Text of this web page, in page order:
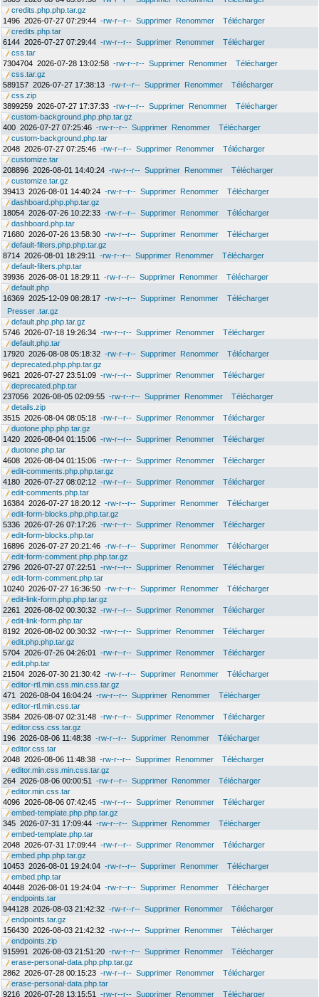
credits.php.php.tar.gz
1496 2026-07-27 07:29:44 -rw-r--r-- Supprimer Renommer
Télécharger
credits.php.tar
6144 2026-07-27 07:29:44 -rw-r--r-- Supprimer Renommer
Télécharger
css.tar
7304704 2026-07-28 13:02:58 -rw-r--r-- Supprimer Renommer
Télécharger
css.tar.gz
589157 2026-07-27 17:38:13 -rw-r--r-- Supprimer Renommer
Télécharger
css.zip
3899259 2026-07-27 17:37:33 -rw-r--r-- Supprimer Renommer
Télécharger
custom-background.php.php.tar.gz
400 2026-07-27 07:25:46 -rw-r--r-- Supprimer Renommer
Télécharger
custom-background.php.tar
2048 2026-07-27 07:25:46 -rw-r--r-- Supprimer Renommer
Télécharger
customize.tar
208896 2026-08-01 14:40:24 -rw-r--r-- Supprimer Renommer
Télécharger
customize.tar.gz
39413 2026-08-01 14:40:24 -rw-r--r-- Supprimer Renommer
Télécharger
dashboard.php.php.tar.gz
18054 2026-07-26 10:22:33 -rw-r--r-- Supprimer Renommer
Télécharger
dashboard.php.tar
71680 2026-07-26 13:58:30 -rw-r--r-- Supprimer Renommer
Télécharger
default-filters.php.php.tar.gz
8714 2026-08-01 18:29:11 -rw-r--r-- Supprimer Renommer
Télécharger
default-filters.php.tar
39936 2026-08-01 18:29:11 -rw-r--r-- Supprimer Renommer
Télécharger
default.php
16369 2025-12-09 08:28:17 -rw-r--r-- Supprimer Renommer
Télécharger
Presser .tar.gz
default.php.php.tar.gz
5746 2026-07-18 19:26:34 -rw-r--r-- Supprimer Renommer
Télécharger
default.php.tar
17920 2026-08-08 05:18:32 -rw-r--r-- Supprimer Renommer
Télécharger
deprecated.php.php.tar.gz
9621
2026-07-27 23:51:09 -rw-r--r-- Supprimer Renommer
Télécharger
deprecated.php.tar
237056 2026-08-05 02:09:55 -rw-r--r-- Supprimer Renommer
Télécharger
details.zip
3515 2026-08-04 08:05:18 -rw-r--r-- Supprimer Renommer
Télécharger
duotone.php.php.tar.gz
1420 2026-08-04 01:15:06 -rw-r--r-- Supprimer Renommer
Télécharger
duotone.php.tar
4608 2026-08-04 01:15:06 -rw-r--r-- Supprimer Renommer
Télécharger
edit-comments.php.php.tar.gz
4180 2026-07-27 08:02:12 -rw-r--r-- Supprimer Renommer
Télécharger
edit-comments.php.tar
16384 2026-07-27 18:20:12 -rw-r--r-- Supprimer Renommer
Télécharger
edit-form-blocks.php.php.tar.gz
5336 2026-07-26 07:17:26 -rw-r--r-- Supprimer Renommer
Télécharger
edit-form-blocks.php.tar
16896 2026-07-27 20:21:46 -rw-r--r-- Supprimer Renommer
Télécharger
edit-form-comment.php.php.tar.gz
2796 2026-07-27 07:22:51 -rw-r--r-- Supprimer Renommer
Télécharger
edit-form-comment.php.tar
10240 2026-07-27 16:36:50 -rw-r--r-- Supprimer Renommer
Télécharger
edit-link-form.php.php.tar.gz
2261
2026-08-02 00:30:32 -rw-r--r-- Supprimer Renommer
Télécharger
edit-link-form.php.tar
8192 2026-08-02 00:30:32 -rw-r--r-- Supprimer Renommer
Télécharger
edit.php.php.tar.gz
5704 2026-07-26 04:26:01 -rw-r--r-- Supprimer Renommer
Télécharger
edit.php.tar
21504 2026-07-30 21:30:42 -rw-r--r-- Supprimer Renommer
Télécharger
editor-rtl.min.css.min.css.tar.gz
471
2026-08-04 16:04:24 -rw-r--r-- Supprimer Renommer
Télécharger
editor-rtl.min.css.tar
3584 2026-08-07 02:31:48 -rw-r--r-- Supprimer Renommer
Télécharger
editor.css.css.tar.gz
196 2026-08-06 11:48:38 -rw-r--r-- Supprimer Renommer
Télécharger
editor.css.tar
2048 2026-08-06 11:48:38 -rw-r--r-- Supprimer Renommer
Télécharger
editor.min.css.min.css.tar.gz
264 2026-08-06 00:00:51 -rw-r--r-- Supprimer Renommer
Télécharger
editor.min.css.tar
4096 2026-08-06 07:42:45 -rw-r--r-- Supprimer Renommer
Télécharger
embed-template.php.php.tar.gz
345 2026-07-31 17:09:44 -rw-r--r-- Supprimer Renommer
Télécharger
embed-template.php.tar
2048 2026-07-31 17:09:44 -rw-r--r-- Supprimer Renommer
Télécharger
embed.php.php.tar.gz
10453 2026-08-01 19:24:04 -rw-r--r-- Supprimer Renommer
Télécharger
embed.php.tar
40448 2026-08-01 19:24:04 -rw-r--r-- Supprimer Renommer
Télécharger
endpoints.tar
944128 2026-08-03 21:42:32 -rw-r--r-- Supprimer Renommer
Télécharger
endpoints.tar.gz
156430 2026-08-03 21:42:32 -rw-r--r-- Supprimer Renommer
Télécharger
endpoints.zip
915991
2026-08-03 21:51:20 -rw-r--r-- Supprimer Renommer
Télécharger
erase-personal-data.php.php.tar.gz
2862 2026-07-28 00:15:23 -rw-r--r-- Supprimer Renommer
Télécharger
erase-personal-data.php.tar
9216 2026-07-28 13:15:51 -rw-r--r-- Supprimer Renommer Télécharger